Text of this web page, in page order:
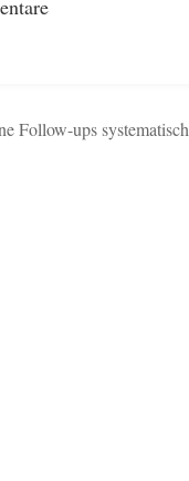
Follow-ups systematisch